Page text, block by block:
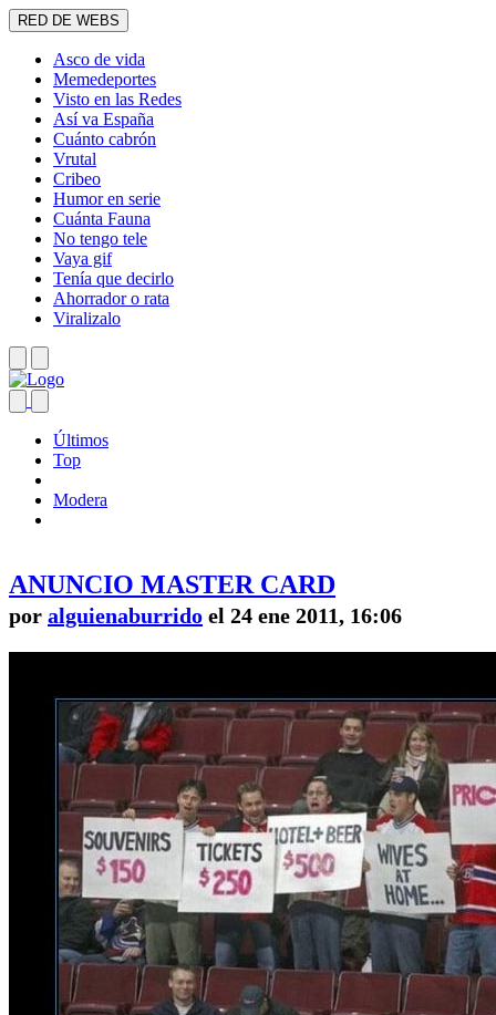
RED DE WEBS
Asco de vida
Memedeportes
Visto en las Redes
Así va España
Cuánto cabrón
Vrutal
Cribeo
Humor en serie
Cuánta Fauna
No tengo tele
Vaya gif
Tenía que decirlo
Ahorrador o rata
Viralizalo
Últimos
Top
Modera
ANUNCIO MASTER CARD
por alguienaburrido el 24 ene 2011, 16:06